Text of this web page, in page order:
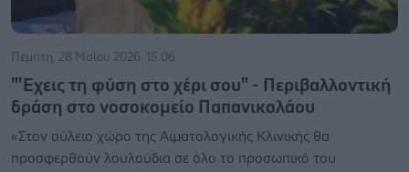
Πέμπτη, 28 Μαΐου 2026, 15:06
"'Εχεις τη φύση στο χέρι σου" - Περιβαλλοντική
δράση στο νοσοκομείο Παπανικολάου
«Στον αύλειο χώρο της Αιματολογικής Κλινικής θα
προσφερθούν λουλούδια σε όλο το προσωπικό του